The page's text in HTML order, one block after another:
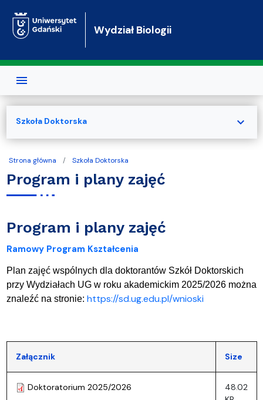
Wydział Biologii
Strona główna Szkoła Doktorska
Program i plany zajęć
Program i plany zajęć
Ramowy Program Kształcenia
Plan zajęć wspólnych dla doktorantów Szkół Doktorskich
przy Wydziałach UG w roku akademickim 2025/2026 można
znaleźć na stronie: https://sd.ug.edu.pl/wnioski
Załącznik Size
Doktoratorium 2025/2026
48.02
Szkoła Doktorska expand_more